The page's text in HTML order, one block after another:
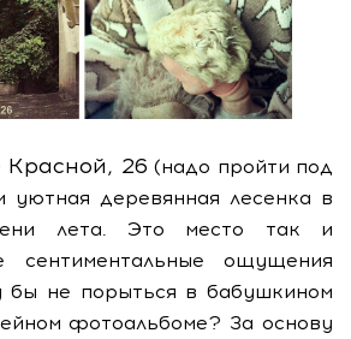
26 (надо пройти под
уютная деревянная лесенка в
лета. Это место так и
сентиментальные ощущения
бы не порыться в бабушкином
фотоальбоме? За основу